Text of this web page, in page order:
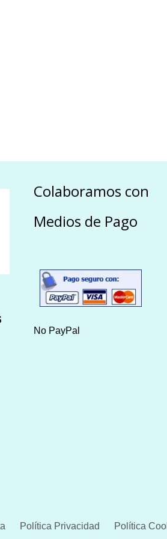
Colaboramos con
Medios de Pago
No PayPal
Política Privacidad Política